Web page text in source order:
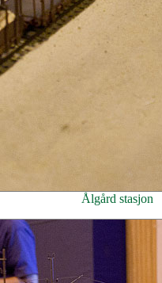
Ålgård stasjon